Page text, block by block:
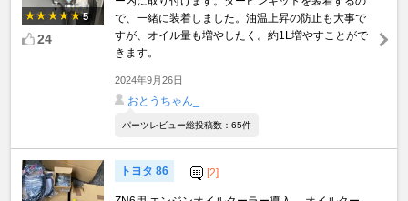
5
24
で、一緒に装着しました。油温上昇の防止も大事で
すが、オイル量も増やしたく。約1L増やすことがで
きます。
2024年9月26日
おとうちゃん_
パーツレビュー総投稿数：65件
トヨタ 86 [2]